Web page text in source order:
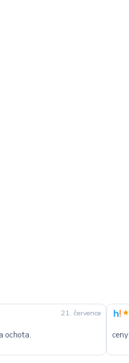
21. července
ochota. ceny